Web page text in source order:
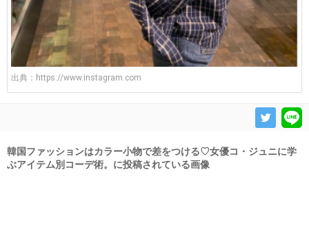
出典： https://www.instagram.com
韓国ファッションはカラー小物で差をつける♡女優コ・ジュニに学
ぶアイテム別コーデ術。に投稿されている画像